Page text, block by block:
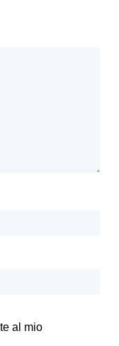
al mio